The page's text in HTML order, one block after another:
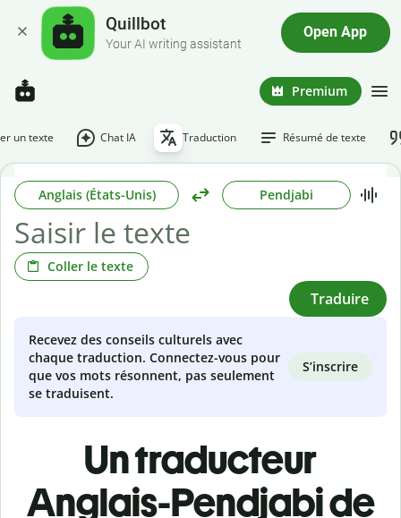
Quillbot
Your AI writing assistant
Open App
Premium
un texte Chat IA Traduction Résumé de texte
Anglais (États-Unis) Pendjabi
Coller le texte
Traduire
Recevez des conseils culturels avec
chaque traduction. Connectez-vous pour
que vos mots résonnent, pas seulement
se traduisent.
S’inscrire
Un traducteur
Anglais-Pendjabi de